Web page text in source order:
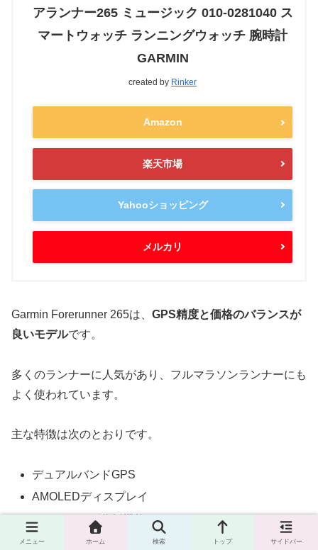
アランナー265 ミュージック 010-0281040 ス
マートウォッチ ランニングウォッチ 腕時計
GARMIN
created by Rinker
Amazon
楽天市場
Yahooショッピング
メルカリ
Garmin Forerunner 265は、 GPS精度と価格のバランスが
良いモデルです。
多くのランナーに人気があり、フルマラソンランナーにも
よく使われています。
主な特徴は次のとおりです。
デュアルバンドGPS
AMOLEDディスプレイ
トレーニング分析機能
メニュー ホーム 検索 トップ サイドバー